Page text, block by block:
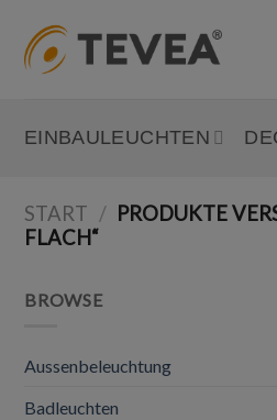
content
EINBAULEUCHTEN
START / PRODUKTE
FLACH“
BROWSE
Aussenbeleuchtung
Badleuchten